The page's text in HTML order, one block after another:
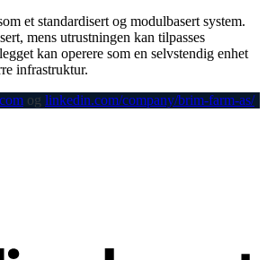
et standardisert og modulbasert system.
mens utrustningen kan tilpasses
kan operere som en selvstendig enhet
infrastruktur.
og linkedin.com/company/brim-farm-as/